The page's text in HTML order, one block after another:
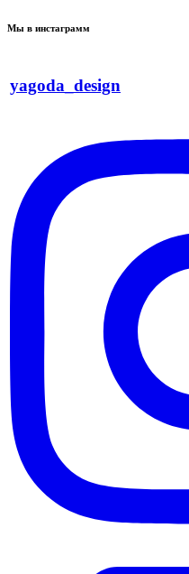
Мы в инстаграмм
yagoda_design